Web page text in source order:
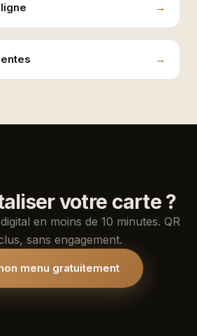
votre carte ?
en moins de 10 minutes. QR
sans engagement.
menu gratuitement